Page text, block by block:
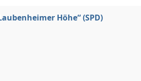
Höhe“ (SPD)